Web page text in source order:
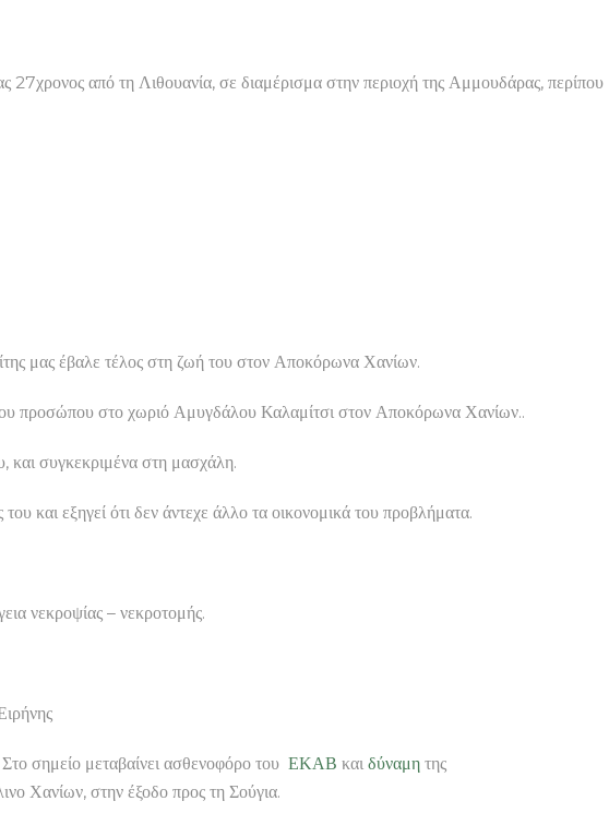
από τη Λιθουανία, σε διαμέρισμα στην περιοχή της Αμμουδάρας, περίπου
μας έβαλε τέλος στη ζωή του στον Αποκόρωνα Χανίων.
του προσώπου στο χωριό Αμυγδάλου Καλαμίτσι στον Αποκόρωνα Χανίων..
και συγκεκριμένα στη μασχάλη.
και εξηγεί ότι δεν άντεχε άλλο τα οικονομικά του προβλήματα.
νεκροψίας – νεκροτομής.
σημείο μεταβαίνει ασθενοφόρο του ΕΚΑΒ και δύναμη της
Χανίων, στην έξοδο προς τη Σούγια.